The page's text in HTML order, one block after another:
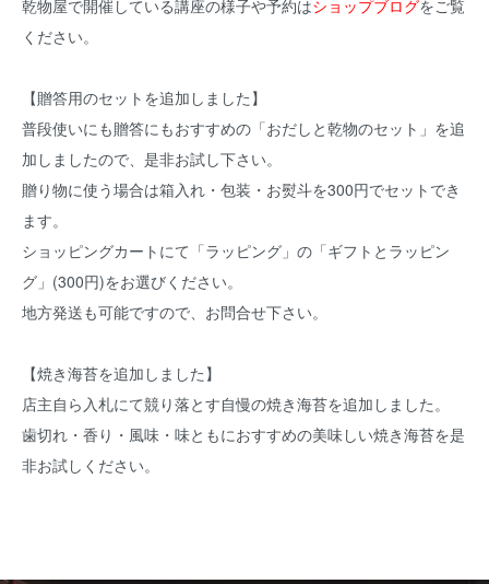
乾物屋で開催している講座の様子や予約はショップブログをご覧
ください。
【贈答用のセットを追加しました】
普段使いにも贈答にもおすすめの「おだしと乾物のセット」を追
加しましたので、是非お試し下さい。
贈り物に使う場合は箱入れ・包装・お熨斗を300円でセットでき
ます。
ショッピングカートにて「ラッピング」の「ギフトとラッピン
グ」(300円)をお選びください。
地方発送も可能ですので、お問合せ下さい。
【焼き海苔を追加しました】
店主自ら入札にて競り落とす自慢の焼き海苔を追加しました。
歯切れ・香り・風味・味ともにおすすめの美味しい焼き海苔を是
非お試しください。